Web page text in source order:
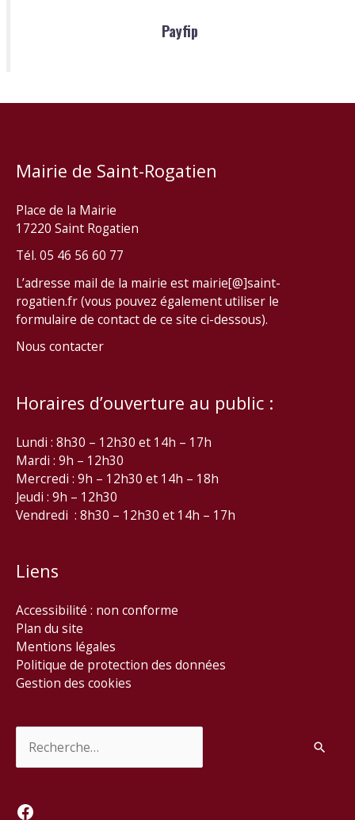
Payfip
Mairie de Saint-Rogatien
Place de la Mairie
17220 Saint Rogatien
Tél. 05 46 56 60 77
L’adresse mail de la mairie est mairie[@]saint-
rogatien.fr (vous pouvez également utiliser le
formulaire de contact de ce site ci-dessous).
Nous contacter
Horaires d’ouverture au public :
Lundi : 8h30 – 12h30 et 14h – 17h
Mardi : 9h – 12h30
Mercredi : 9h – 12h30 et 14h – 18h
Jeudi : 9h – 12h30
Vendredi : 8h30 – 12h30 et 14h – 17h
Liens
Accessibilité : non conforme
Plan du site
Mentions légales
Politique de protection des données
Gestion des cookies
Facebook